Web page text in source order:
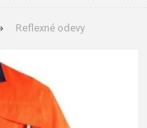
Reflexné odevy